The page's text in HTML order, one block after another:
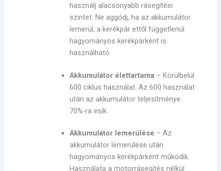
használj alacsonyabb rásegítési
szintet. Ne aggódj, ha az akkumulátor
lemerül, a kerékpár ettől függetlenül
hagyományos kerékpárként is
használható.
Akkumulátor élettartama – Körülbelül
600 ciklus használat. Az 600 használat
után az akkumulátor teljesítménye
70%-ra esik.
Akkumulátor lemerülése – Az
akkumulátor lemerülése után
hagyományos kerékpárként működik.
Használata a motorrásegítés nélkül